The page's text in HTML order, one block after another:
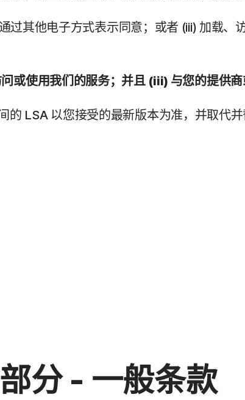
过其他电子方式表示同意；或者 (iii) 加载、
或使用我们的服务；并且 (iii) 与您的提供商
LSA 以您接受的最新版本为准，并取代并
分 - 一般条款